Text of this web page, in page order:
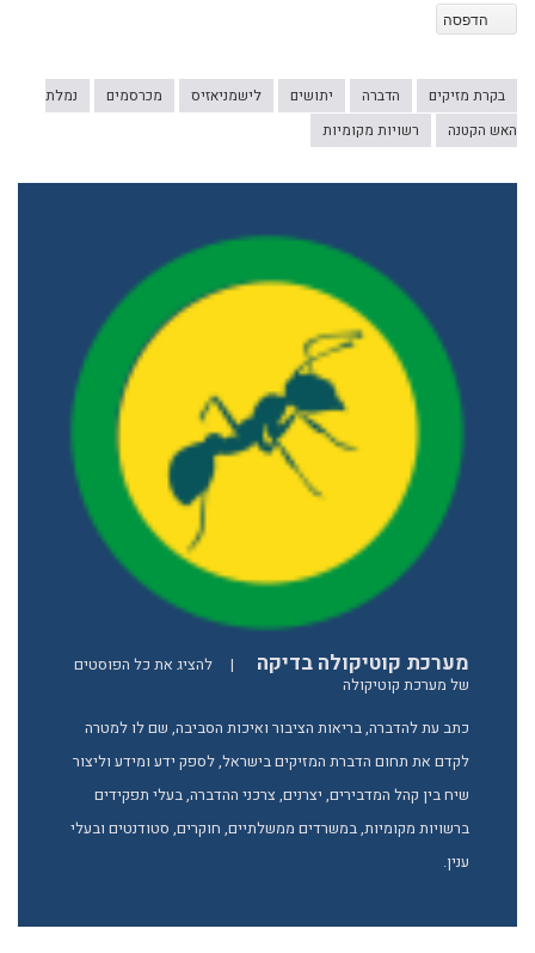
הדפסה
בקרת מזיקים הדברה יתושים לישמניאזיס מכרסמים
נמלת
האש הקטנה
רשויות מקומיות
מערכת קוטיקולה בדיקה |
להציג את כל הפוסטים
של מערכת קוטיקולה
כתב עת להדברה, בריאות הציבור ואיכות הסביבה, שם לו למטרה
לקדם את תחום הדברת המזיקים בישראל, לספק ידע ומידע וליצור
שיח בין קהל המדבירים, יצרנים, צרכני ההדברה, בעלי תפקידים
ברשויות מקומיות, במשרדים ממשלתיים, חוקרים, סטודנטים ובעלי
ענין.